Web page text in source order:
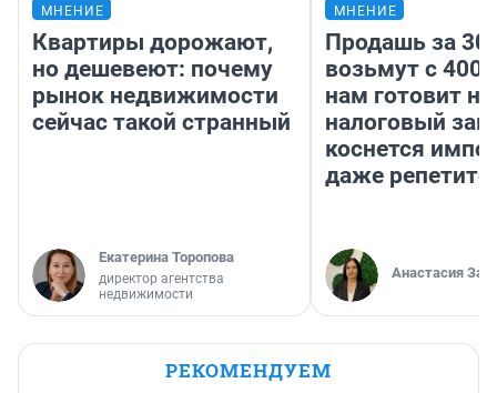
МНЕНИЕ
Квартиры дорожают,
но дешевеют: почему
рынок недвижимости
сейчас такой странный
Екатерина Торопова
директор агентства
недвижимости
МНЕНИЕ
Продашь за
возьмут с
нам готовит
налоговый
коснется
даже
Анастасия
РЕКОМЕНДУЕМ